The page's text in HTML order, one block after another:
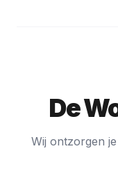
De
Wij ontzorgen